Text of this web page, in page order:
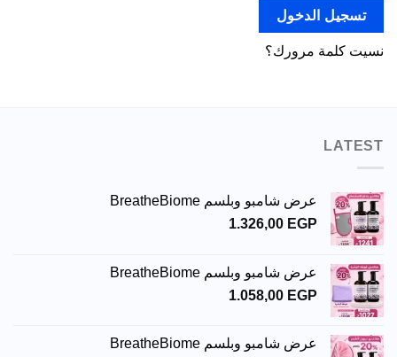
تسجيل الدخول
نسيت كلمة مرورك؟
LATEST
عرض شامبو وبلسم BreatheBiome
1.326,00 EGP
عرض شامبو وبلسم BreatheBiome
1.058,00 EGP
عرض شامبو وبلسم BreatheBiome